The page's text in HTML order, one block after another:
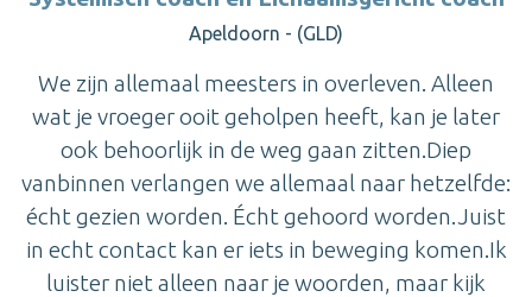
Apeldoorn - (GLD)
We zijn allemaal meesters in overleven. Alleen
wat je vroeger ooit geholpen heeft, kan je later
ook behoorlijk in de weg gaan zitten.Diep
vanbinnen verlangen we allemaal naar hetzelfde:
écht gezien worden. Écht gehoord worden.Juist
in echt contact kan er iets in beweging komen.Ik
luister niet alleen naar je woorden, maar kijk